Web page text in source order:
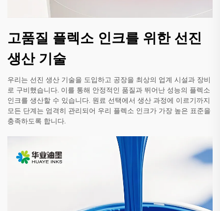
고품질 플렉소 인크를 위한 선진
생산 기술
우리는 선진 생산 기술을 도입하고 공장을 최상의 업계 시설과 장비
로 구비했습니다. 이를 통해 안정적인 품질과 뛰어난 성능의 플렉소
인크를 생산할 수 있습니다. 원료 선택에서 생산 과정에 이르기까지
모든 단계는 엄격히 관리되어 우리 플렉소 인크가 가장 높은 표준을
충족하도록 합니다.